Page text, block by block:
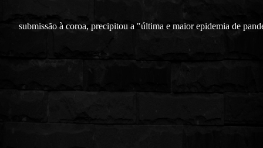
submissão à coroa, precipitou a "última e maior epidemia de